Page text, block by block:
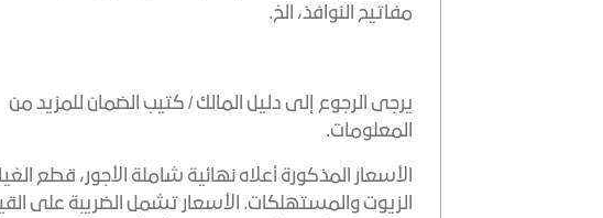
مفاتيح النوافذ، الخ.
يرجى الرجوع إلى دليل المالك / كتيب الضمان للمزيد من
المعلومات.
الأسعار المذكورة أعلاه نهائية شاملة الأجور، قطع
الزيوت والمستهلكات. الأسعار تشمل الضريبة على